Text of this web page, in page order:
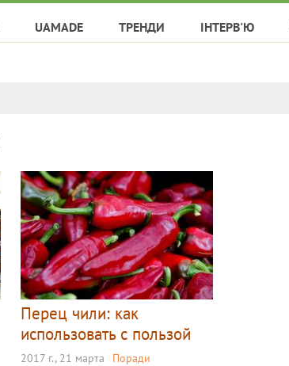
UAMADE ТРЕНДИ ІНТЕРВ'Ю
Перец чили: как
использовать с пользой
2017 г., 21 марта Поради